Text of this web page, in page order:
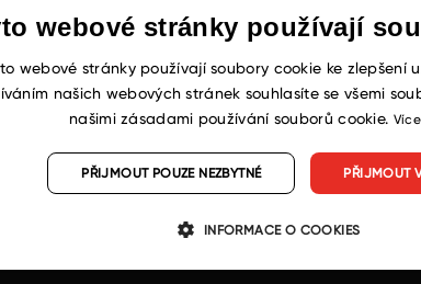
webové stránky používají
webové stránky používají soubory cookie ke zlepšení
našich webových stránek souhlasíte se všemi
našimi zásadami používání souborů cookie.
PŘIJMOUT
PŘIJMOUT POUZE NEZBYTNÉ
INFORMACE O COOKIES